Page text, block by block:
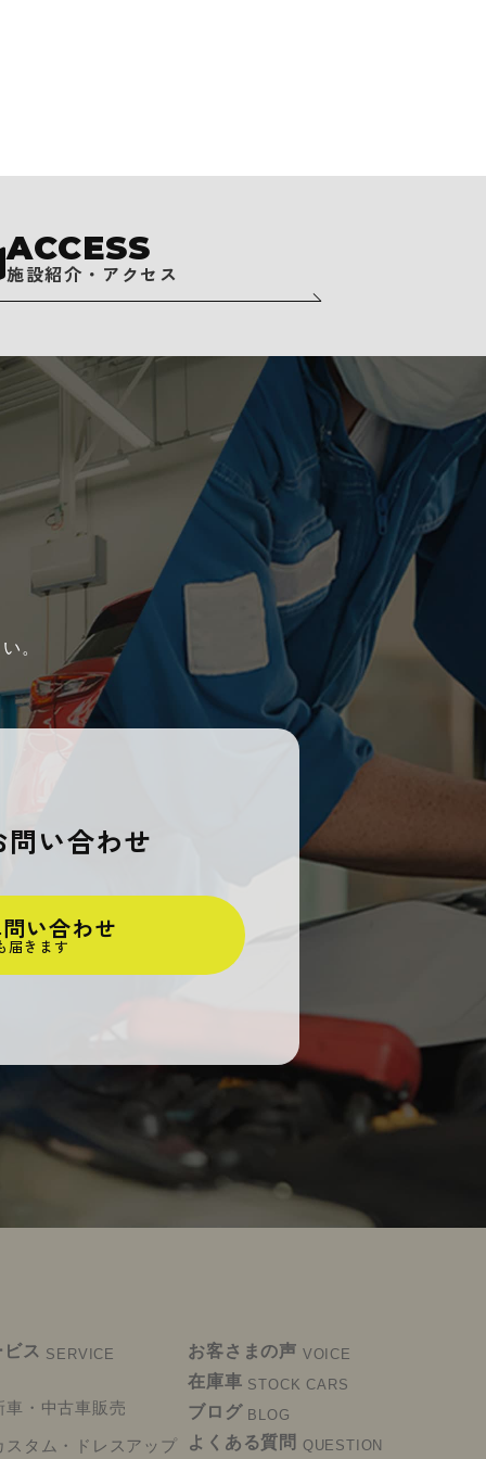
ACCESS
施設紹介・アクセス
。
い合わせ
い合わせ
届きます
ス SERVICE
車・中古車販売
スタム・ドレスアップ
お客さまの声 VOICE
在庫車 STOCK CARS
ブログ BLOG
よくある質問 QUESTION